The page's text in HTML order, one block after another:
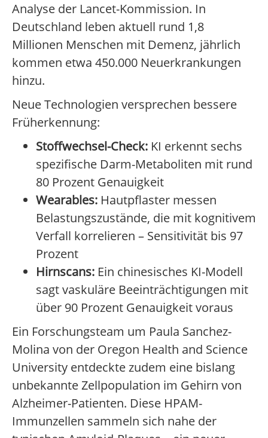
Analyse der Lancet-Kommission. In
Deutschland leben aktuell rund 1,8
Millionen Menschen mit Demenz, jährlich
kommen etwa 450.000 Neuerkrankungen
hinzu.
Neue Technologien versprechen bessere
Früherkennung:
Stoffwechsel-Check: KI erkennt sechs
spezifische Darm-Metaboliten mit rund
80 Prozent Genauigkeit
Wearables: Hautpflaster messen
Belastungszustände, die mit kognitivem
Verfall korrelieren – Sensitivität bis 97
Prozent
Hirnscans: Ein chinesisches KI-Modell
sagt vaskuläre Beeinträchtigungen mit
über 90 Prozent Genauigkeit voraus
Ein Forschungsteam um Paula Sanchez-
Molina von der Oregon Health and Science
University entdeckte zudem eine bislang
unbekannte Zellpopulation im Gehirn von
Alzheimer-Patienten. Diese HPAM-
Immunzellen sammeln sich nahe der